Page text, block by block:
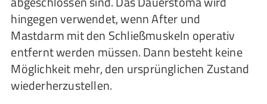
hingegen verwendet, wenn After und
Mastdarm mit den Schließmuskeln operativ
entfernt werden müssen. Dann besteht keine
Möglichkeit mehr, den ursprünglichen Zustand
wiederherzustellen.